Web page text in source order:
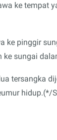
ke tempat
ke pinggir
ke sungai
tersangka
hidup.(*/